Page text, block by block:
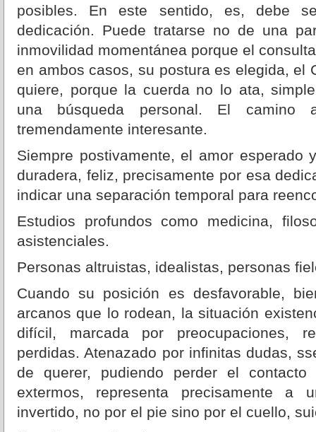
posibles. En este sentido, es, debe
dedicación. Puede tratarse no de una
inmovilidad momentánea porque el
en ambos casos, su postura es elegida, el
quiere, porque la cuerda no lo ata,
una búsqueda personal. El
tremendamente interesante.
Siempre postivamente, el amor esperado
duradera, feliz, precisamente por esa
indicar una separación temporal para
Estudios profundos como medicina,
asistenciales.
Personas altruistas, idealistas, personas
Cuando su posición es desfavorable,
arcanos que lo rodean, la situación
difícil, marcada por preocupaciones,
perdidas. Atenazado por infinitas dudas,
de querer, pudiendo perder el
extermos, representa precisamente a
invertido, no por el pie sino por el cuello,